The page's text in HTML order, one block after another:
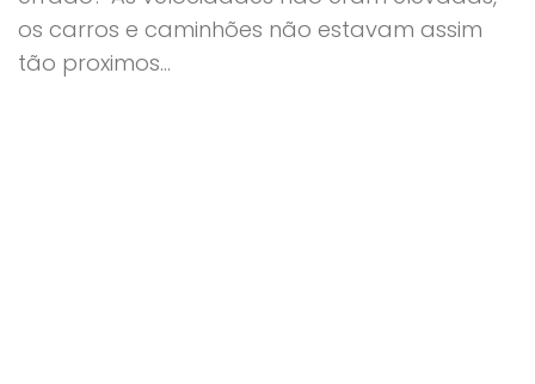
os carros e caminhões não estavam assim
tão proximos...